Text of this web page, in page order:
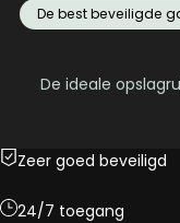
De best beveiligde
De ideale
Zeer goed beveiligd
24/7 toegang